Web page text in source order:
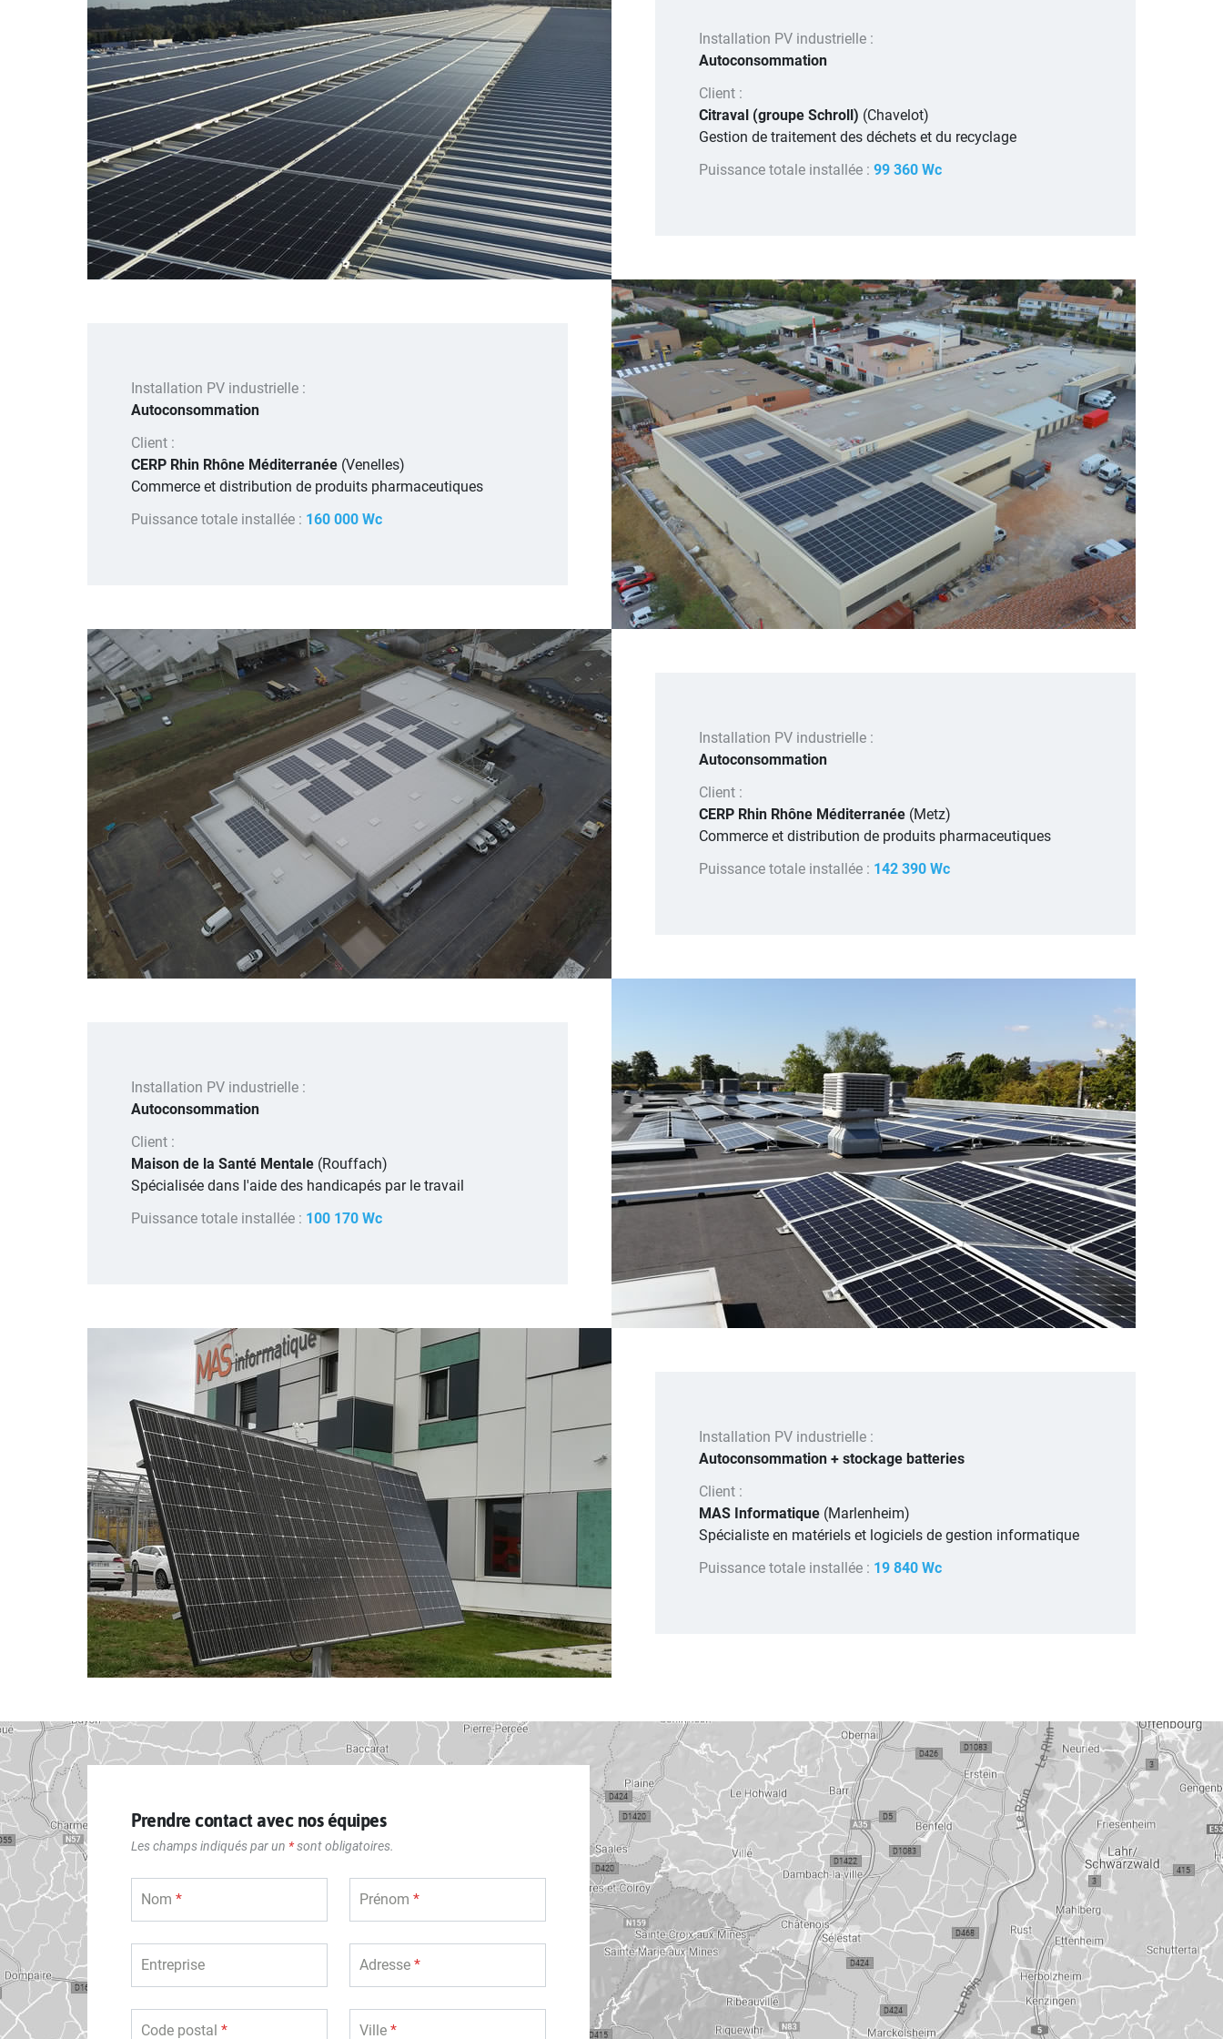
Installation PV industrielle :
Autoconsommation
Client :
Citraval (groupe Schroll) (Chavelot)
Gestion de traitement des déchets et du recyclage
Puissance totale installée : 99 360 Wc
Installation PV industrielle :
Autoconsommation
Client :
CERP Rhin Rhône Méditerranée (Venelles)
Commerce et distribution de produits pharmaceutiques
Puissance totale installée : 160 000 Wc
Installation PV industrielle :
Autoconsommation
Client :
CERP Rhin Rhône Méditerranée (Metz)
Commerce et distribution de produits pharmaceutiques
Puissance totale installée : 142 390 Wc
Installation PV industrielle :
Autoconsommation
Client :
Maison de la Santé Mentale (Rouffach)
Spécialisée dans l'aide des handicapés par le travail
Puissance totale installée : 100 170 Wc
Installation PV industrielle :
Autoconsommation + stockage batteries
Client :
MAS Informatique (Marlenheim)
Spécialiste en matériels et logiciels de gestion informatique
Puissance totale installée : 19 840 Wc
Prendre contact avec nos équipes
Les champs indiqués par un *sont obligatoires.
Nom * Prénom *
Entreprise Adresse *
Code postal * Ville *